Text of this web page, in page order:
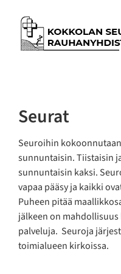
content
Seurat
Seuroihin
sunnuntaisin. Tiistaisin
sunnuntaisin kaksi.
vapaa pääsy ja kaikki
Puheen pitää
jälkeen on
palveluja. Seuroja
toimialueen kirkoissa.